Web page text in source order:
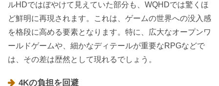
ルHDではぼやけて見えていた部分も、WQHDでは驚くほ
ど鮮明に再現されます。これは、ゲームの世界への没入感
を格段に高める要素となります。特に、広大なオープンワ
ールドゲームや、細かなディテールが重要なRPGなどで
は、その差は歴然として現れるでしょう。
4Kの負担を回避